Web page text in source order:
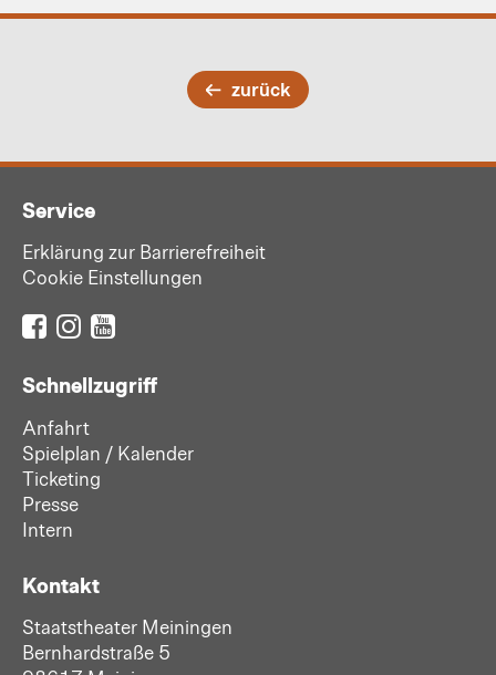
zurück
Service
Erklärung zur Barrierefreiheit
Cookie Einstellungen
Schnellzugriff
Anfahrt
Spielplan / Kalender
Ticketing
Presse
Intern
Kontakt
Staatstheater Meiningen
Bernhardstraße 5